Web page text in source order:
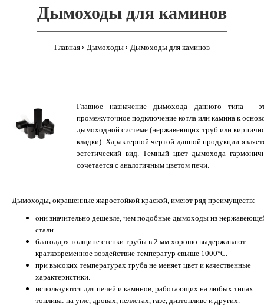
Дымоходы для каминов
Главная Дымоходы Дымоходы для каминов
Главное назначение дымохода данного типа -
промежуточное подключение котла или камина к
дымоходной системе (нержавеющих труб или
кладки). Характерной чертой данной продукции
эстетический вид. Темный цвет дымохода
сочетается с аналогичным цветом печи.
Дымоходы, окрашенные жаростойкой краской, имеют ряд преимуществ:
они значительно дешевле, чем подобные дымоходы из
стали.
благодаря толщине стенки трубы в 2 мм хорошо выдерживают
кратковременное воздействие температур свыше 1000°С.
при высоких температурах труба не меняет цвет и качественные
характеристики.
используются для печей и каминов, работающих на любых типах
топлива: на угле, дровах, пеллетах, газе, дизтопливе и других.